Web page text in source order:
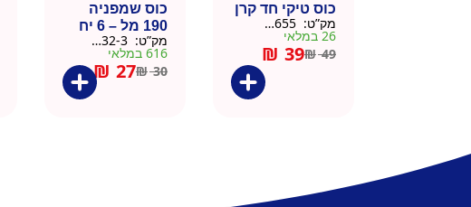
כוס טיקי חד קרן
מק”ט:
26 במלאי
₪49
₪ 39
כוס שמפניה
190 מל – 6 יח
מק”ט:
616 במלאי
₪30
₪ 27